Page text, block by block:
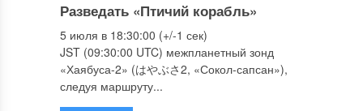
Разведать «Птичий корабль»
5 июля в 18:30:00 (+/-1 сек)
JST (09:30:00 UTC) межпланетный зонд
«Хаябуса-2» (はやぶさ2, «Сокол-сапсан»),
следуя маршруту...